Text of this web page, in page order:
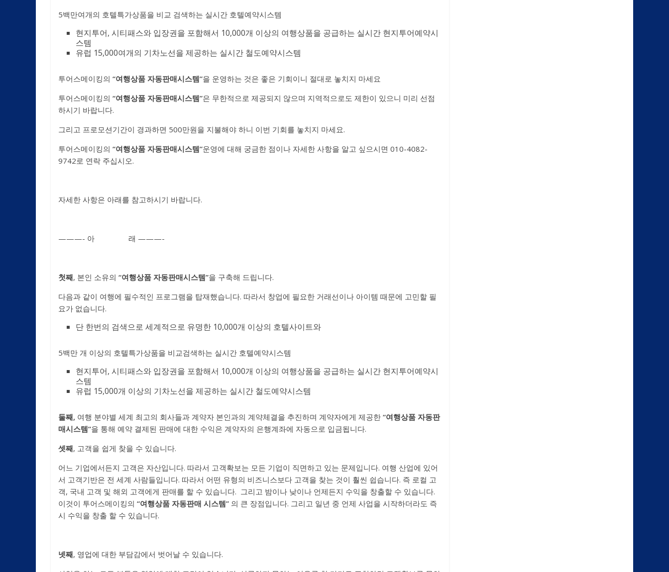
5백만여개의 호텔특가상품을 비교 검색하는 실시간 호텔예약시스템
현지투어, 시티패스와 입장권을 포함해서 10,000개 이상의 여행상품을 공급하는 실시간 현지투어예약시
스템
유럽 15,000여개의 기차노선을 제공하는 실시간 철도예약시스템
투어스메이킹의 “여행상품 자동판매시스템”을 운영하는 것은 좋은 기회이니 절대로 놓치지 마세요
투어스메이킹의 “여행상품 자동판매시스템”은 무한적으로 제공되지 않으며 지역적으로도 제한이 있으니 미리 선점
하시기 바랍니다.
그리고 프로모션기간이 경과하면 500만원을 지불해야 하니 이번 기회를 놓치지 마세요.
투어스메이킹의 “여행상품 자동판매시스템”운영에 대해 궁금한 점이나 자세한 사항을 알고 싶으시면 010-4082-
9742로 연락 주십시오.
자세한 사항은 아래를 참고하시기 바랍니다.
———- 아 래 ———-
첫째, 본인 소유의 “여행상품 자동판매시스템”을 구축해 드립니다.
다음과 같이 여행에 필수적인 프로그램을 탑재했습니다. 따라서 창업에 필요한 거래선이나 아이템 때문에 고민할 필
요가 없습니다.
단 한번의 검색으로 세계적으로 유명한 10,000개 이상의 호텔사이트와
5백만 개 이상의 호텔특가상품을 비교검색하는 실시간 호텔예약시스템
현지투어, 시티패스와 입장권을 포함해서 10,000개 이상의 여행상품을 공급하는 실시간 현지투어예약시
스템
유럽 15,000개 이상의 기차노선을 제공하는 실시간 철도예약시스템
둘째, 여행 분야별 세계 최고의 회사들과 계약자 본인과의 계약체결을 추진하며 계약자에게 제공한 “여행상품 자동판
매시스템”을 통해 예약 결제된 판매에 대한 수익은 계약자의 은행계좌에 자동으로 입금됩니다.
셋째, 고객을 쉽게 찾을 수 있습니다.
어느 기업에서든지 고객은 자산입니다. 따라서 고객확보는 모든 기업이 직면하고 있는 문제입니다. 여행 산업에 있어
서 고객기반은 전 세계 사람들입니다. 따라서 어떤 유형의 비즈니스보다 고객을 찾는 것이 훨씬 쉽습니다. 즉 로컬 고
객, 국내 고객 및 해외 고객에게 판매를 할 수 있습니다. 그리고 밤이나 낮이나 언제든지 수익을 창출할 수 있습니다.
이것이 투어스메이킹의 “여행상품 자동판매 시스템” 의 큰 장점입니다. 그리고 일년 중 언제 사업을 시작하더라도 즉
시 수익을 창출 할 수 있습니다.
넷째, 영업에 대한 부담감에서 벗어날 수 있습니다.